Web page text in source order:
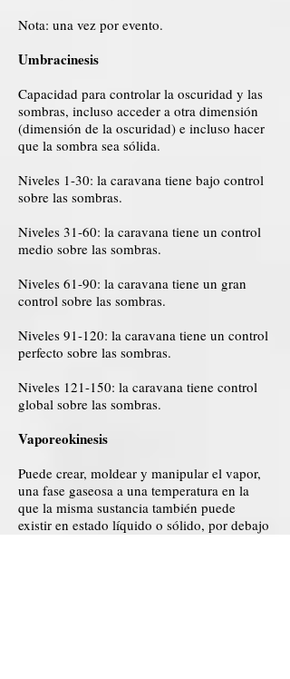
Nota: una vez por evento.
Umbracinesis
Capacidad para controlar la oscuridad y las
sombras, incluso acceder a otra dimensión
(dimensión de la oscuridad) e incluso hacer
que la sombra sea sólida.
Niveles 1-30: la caravana tiene bajo control
sobre las sombras.
Niveles 31-60: la caravana tiene un control
medio sobre las sombras.
Niveles 61-90: la caravana tiene un gran
control sobre las sombras.
Niveles 91-120: la caravana tiene un control
perfecto sobre las sombras.
Niveles 121-150: la caravana tiene control
global sobre las sombras.
Vaporeokinesis
Puede crear, moldear y manipular el vapor,
una fase gaseosa a una temperatura en la
que la misma sustancia también puede
existir en estado líquido o sólido, por debajo